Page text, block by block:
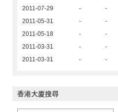
2011-07-29
- -
2011-05-31
- -
2011-05-18
- -
2011-03-31
- -
2011-03-31
- -
香港大廈搜尋